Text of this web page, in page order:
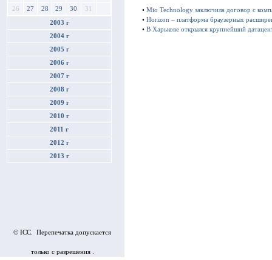
26
27 28 29 30 31
2003 г
2004 г
2005 г
2006 г
2007 г
2008 г
2009 г
2010 г
2011 г
2012 г
2013 г
© ICC. Перепечатка допускается
только с разрешения .
• Mio Technology заключила договор с
• Horizon – платформа браузерных
• В Харькове открылся крупнейший